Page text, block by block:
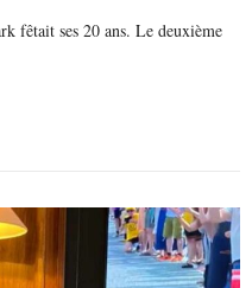
fêtait ses 20 ans. Le deuxième